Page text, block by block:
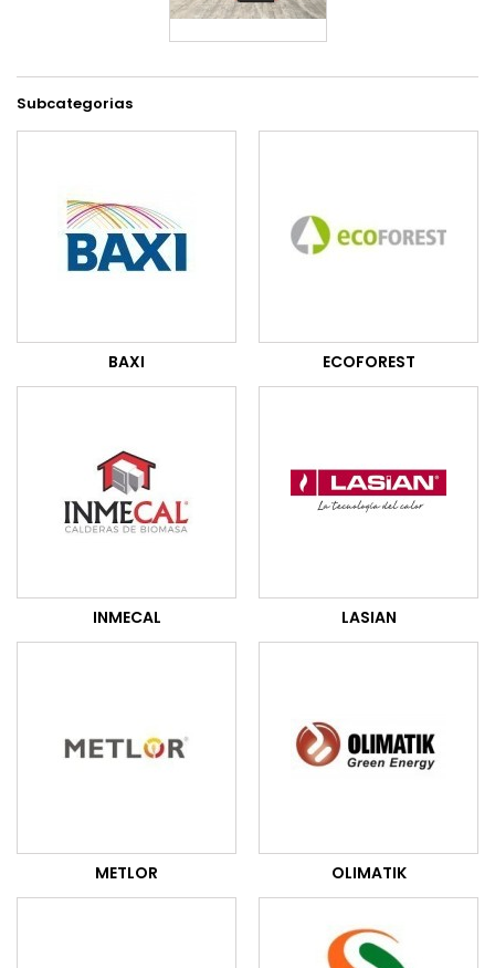
Subcategorias
BAXI ECOFOREST
INMECAL LASIAN
METLOR OLIMATIK